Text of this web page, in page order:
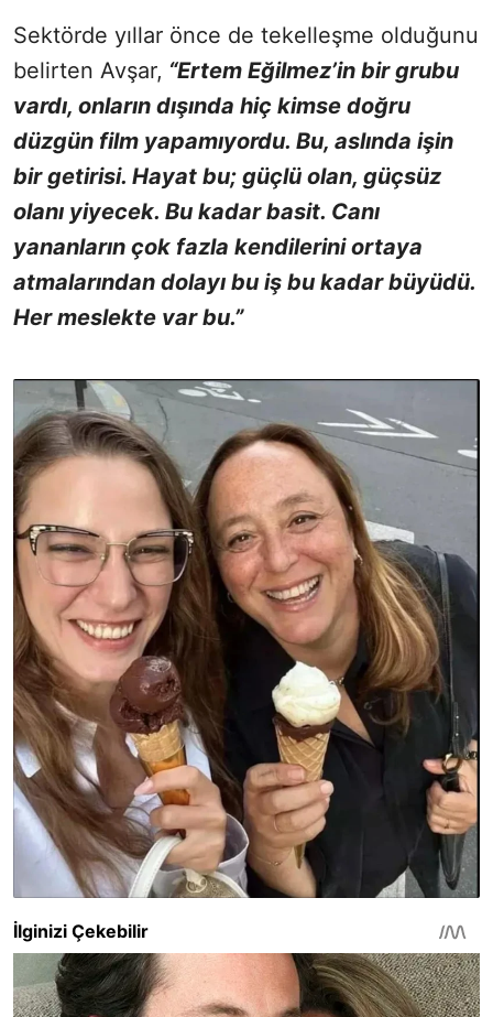
Sektörde yıllar önce de tekelleşme olduğunu
belirten Avşar, “Ertem Eğilmez’in bir grubu
vardı, onların dışında hiç kimse doğru
düzgün film yapamıyordu. Bu, aslında işin
bir getirisi. Hayat bu; güçlü olan, güçsüz
olanı yiyecek. Bu kadar basit. Canı
yananların çok fazla kendilerini ortaya
atmalarından dolayı bu iş bu kadar büyüdü.
Her meslekte var bu.”